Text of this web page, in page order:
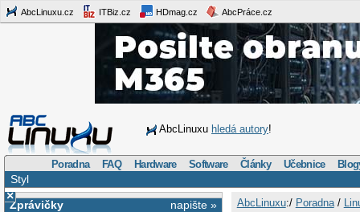
AbcLinuxu.cz ITBiz.cz HDmag.cz AbcPráce.cz
AbcLinuxu hledá autory!
Poradna FAQ Hardware Software Články Učebnice
Styl
×
napište »
Zprávičky
AbcLinuxu:/ Poradna/